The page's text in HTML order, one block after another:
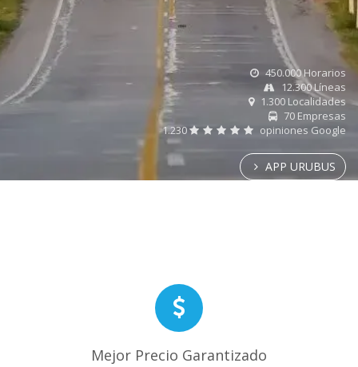
450.000 Horarios
12.300 Líneas
1.300 Localidades
70 Empresas
1.230
opiniones Google
APP URUBUS
Mejor Precio Garantizado